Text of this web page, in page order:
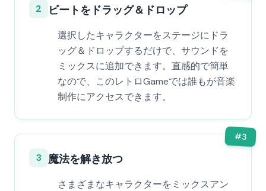
2 ビートをドラッグ＆ドロップ
選択したキャラクターをステージにドラ
ッグ＆ドロップするだけで、サウンドを
ミックスに追加できます。直感的で簡単
なので、このレトロGameでは誰もが音楽
制作にアクセスできます。
#3
3 魔法を解き放つ
さまざまなキャラクターをミックスアン